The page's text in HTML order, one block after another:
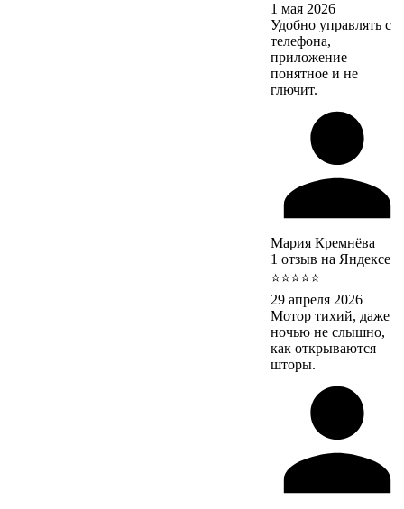
1 мая 2026
Удобно управлять с
телефона,
приложение
понятное и не
глючит.
Мария Кремнёва
1 отзыв на Яндексе
⭐⭐⭐⭐⭐
29 апреля 2026
Мотор тихий, даже
ночью не слышно,
как открываются
шторы.